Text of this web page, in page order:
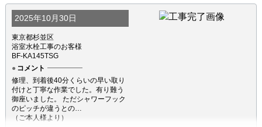
2025年10月30日
東京都杉並区
浴室水栓工事のお客様
BF-KA145TSG
コメント
修理、到着後40分くらいの早い取り
付けと丁寧な作業でした。有り難う
御座いました。 ただシャワーフック
のピッチが違うとの…
（ご本人様より）